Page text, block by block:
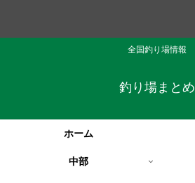
全国釣り場情報
釣り場まとめ
ホーム
中部